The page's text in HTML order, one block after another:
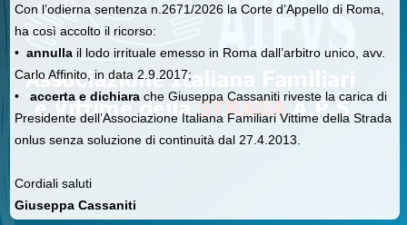
Con l’odierna sentenza n.2671/2026 la Corte d’Appello di Roma,
ha così accolto il ricorso:
• annulla il lodo irrituale emesso in Roma dall’arbitro unico, avv.
Carlo Affinito, in data 2.9.2017;
•
accerta e dichiara che Giuseppa Cassaniti riveste la carica di
Presidente dell’Associazione Italiana Familiari Vittime della Strada
onlus senza soluzione di continuità dal 27.4.2013.
Cordiali saluti
Giuseppa Cassaniti